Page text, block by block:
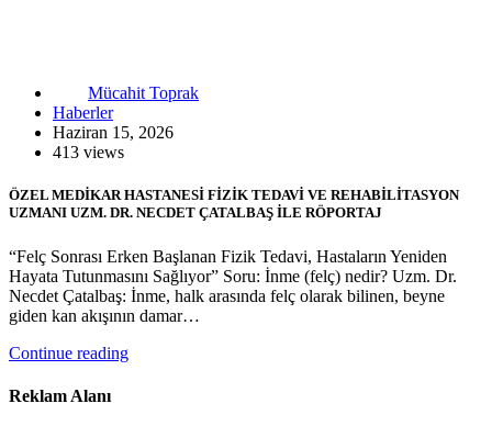
Mücahit Toprak
Haberler
Haziran 15, 2026
413 views
ÖZEL MEDİKAR HASTANESİ FİZİK TEDAVİ VE REHABİLİTASYON
UZMANI UZM. DR. NECDET ÇATALBAŞ İLE RÖPORTAJ
“Felç Sonrası Erken Başlanan Fizik Tedavi, Hastaların Yeniden
Hayata Tutunmasını Sağlıyor” Soru: İnme (felç) nedir? Uzm. Dr.
Necdet Çatalbaş: İnme, halk arasında felç olarak bilinen, beyne
giden kan akışının damar…
Continue reading
Reklam Alanı